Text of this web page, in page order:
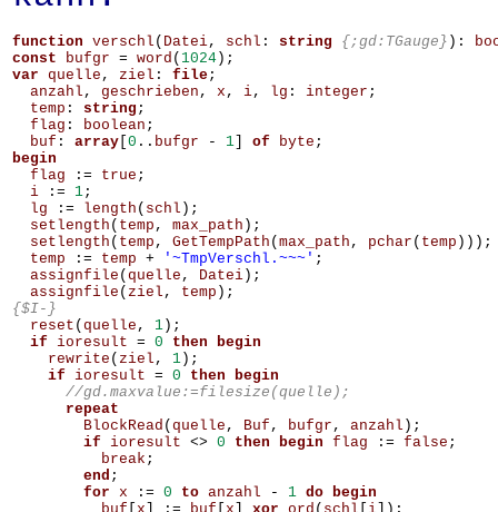
function verschl ( Datei, schl : string {;gd:TGauge} ):
const
bufgr = word ( 1024 );
var quelle , ziel : file;
anzahl , geschrieben , x , i, lg : integer ;
temp : string ;
flag : boolean ;
buf : array 0 .. bufgr - 1 of byte ;
begin
flag
:= true ;
i
:= 1;
lg
:= length ( schl );
setlength ( temp , max_path );
setlength ( temp , GetTempPath ( max_path , pchar ( temp )));
temp
:= temp + '~TmpVerschl.~~~' ;
assignfile ( quelle , Datei );
assignfile ( ziel , temp );
{$I-}
reset ( quelle , 1 );
if
ioresult = 0 then begin
rewrite ( ziel , 1 );
if
ioresult = 0 then begin
repeat
BlockRead ( quelle , Buf , bufgr , anzahl );
if
ioresult <> 0 then begin flag := false ;
break ;
end ;
for x := 0 to anzahl - 1 do begin